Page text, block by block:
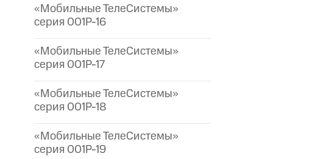
«Мобильные ТелеСистемы»
серия 001P-16
«Мобильные ТелеСистемы»
серия 001P-17
«Мобильные ТелеСистемы»
серия 001P-18
«Мобильные ТелеСистемы»
серия 001P-19